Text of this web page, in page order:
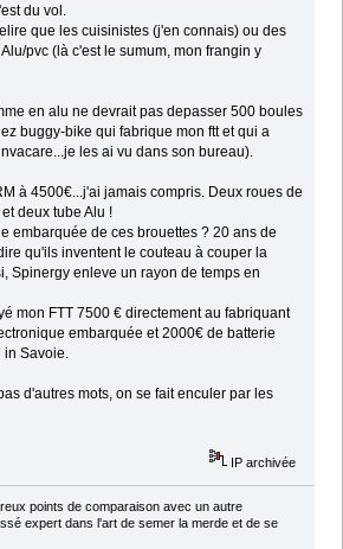
du vol.
que les cuisinistes (j'en connais) ou des
pvc (là c'est le sumum, mon frangin y
en alu ne devrait pas depasser 500 boules
buggy-bike qui fabrique mon ftt et qui a
les ai vu dans son bureau).
à 4500€...j'ai jamais compris. Deux roues de
deux tube Alu !
embarquée de ces brouettes ? 20 ans de
qu'ils inventent le couteau à couper la
Spinergy enleve un rayon de temps en
mon FTT 7500 € directement au fabriquant
embarquée et 2000€ de batterie
Savoie.
d'autres mots, on se fait enculer par les
IP archivée
points de comparaison avec un autre
expert dans l'art de semer la merde et de se